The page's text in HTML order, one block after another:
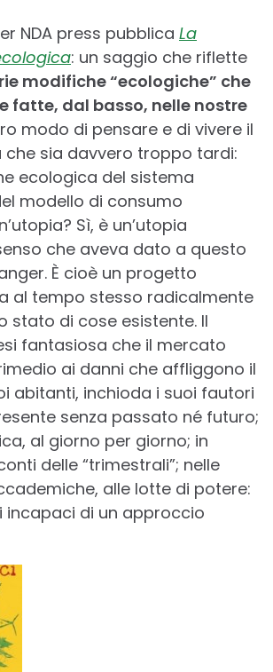
NDA press pubblica La
: un saggio che riflette
modifiche “ecologiche” che
fatte, dal basso, nelle nostre
modo di pensare e di vivere il
che sia davvero troppo tardi:
ecologica del sistema
modello di consumo
Sì, è un’utopia
che aveva dato a questo
È cioè un progetto
al tempo stesso radicalmente
stato di cose esistente. Il
fantasiosa che il mercato
ai danni che affliggono il
abitanti, inchioda i suoi fautori
senza passato né futuro;
al giorno per giorno; in
delle “trimestrali”; nelle
alle lotte di potere:
incapaci di un approccio